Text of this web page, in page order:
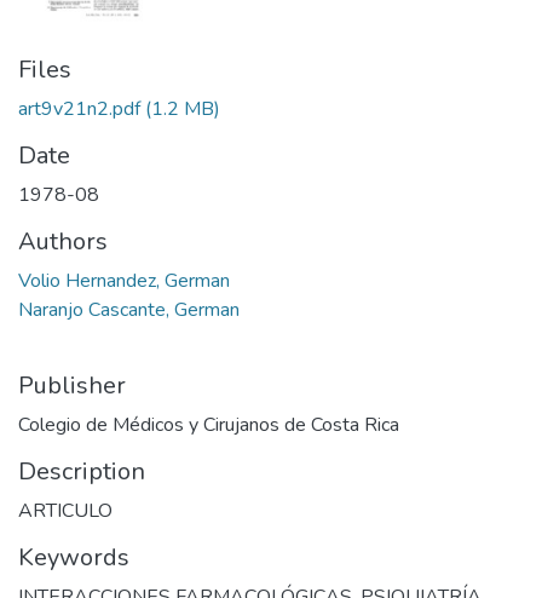
Files
art9v21n2.pdf(1.2 MB)
Date
1978-08
Authors
Volio Hernandez, German
Naranjo Cascante, German
Publisher
Colegio de Médicos y Cirujanos de Costa Rica
Description
ARTICULO
Keywords